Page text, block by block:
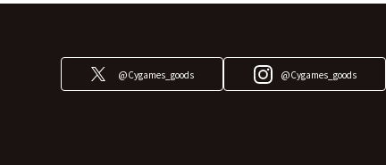
@Cygames_goods @Cygames_goods